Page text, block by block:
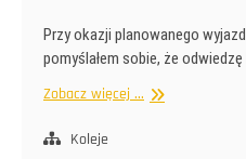
Przy okazji planowanego
pomyślałem sobie, że
Zobacz więcej ... Semmeringbahn
Koleje